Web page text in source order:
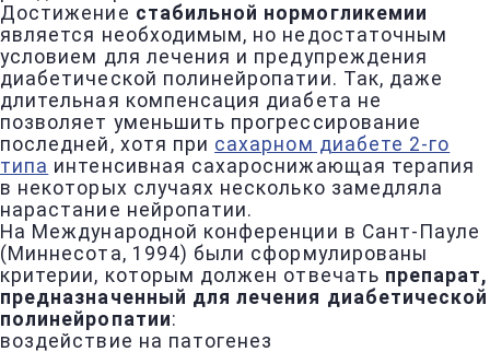
Достижение стабильной нормогликемии
является необходимым, но недостаточным
условием для лечения и предупреждения
диабетической полинейропатии. Так, даже
длительная компенсация диабета не
позволяет уменьшить прогрессирование
последней, хотя при сахарном диабете 2-го
типа интенсивная сахароснижающая терапия
в некоторых случаях несколько замедляла
нарастание нейропатии.
На Международной конференции в Сант-Пауле
(Миннесота, 1994) были сформулированы
критерии, которым должен отвечать препарат,
предназначенный для лечения диабетической
полинейропатии:
воздействие на патогенез